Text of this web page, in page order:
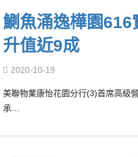
鰂魚涌逸樺園
升值近9成
2020-10-19
美聯物業康怡花園分行(3)首席高級
承…